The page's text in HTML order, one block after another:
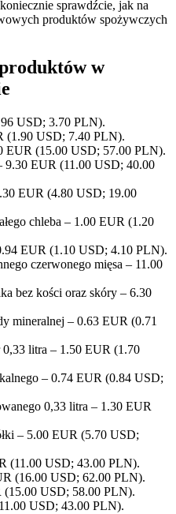
sprawdźcie, jak na
produktów spożywczych
w
USD; 3.70 PLN).
(1.90 USD; 7.40 PLN).
EUR (15.00 USD; 57.00 PLN).
9.30 EUR (11.00 USD; 40.00
EUR (4.80 USD; 19.00
chleba – 1.00 EUR (1.20
EUR (1.10 USD; 4.10 PLN).
czerwonego mięsa – 11.00
bez kości oraz skóry – 6.30
mineralnej – 0.63 EUR (0.71
0,33 litra – 1.50 EUR (1.70
– 0.74 EUR (0.84 USD;
0,33 litra – 1.30 EUR
– 5.00 EUR (5.70 USD;
(11.00 USD; 43.00 PLN).
(16.00 USD; 62.00 PLN).
(15.00 USD; 58.00 PLN).
USD; 43.00 PLN).